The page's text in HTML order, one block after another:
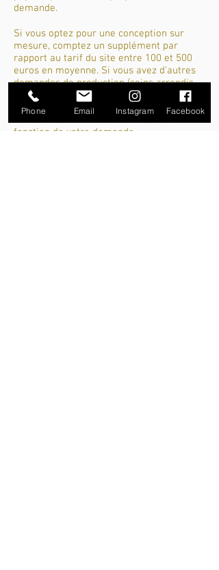
demande.
Si vous optez pour une conception sur
mesure, comptez un supplément par
rapport au tarif du site entre 100 et 500
euros en moyenne. Si vous avez d'autres
demandes de production (coins arrondis,
perçage, forme de découpe, dorure
cuivrée ou sur mesure ...) ça peut être
entre 25 euros comme 1000 euros en
fonction de votre demande.
Phone Email Instagram Facebook